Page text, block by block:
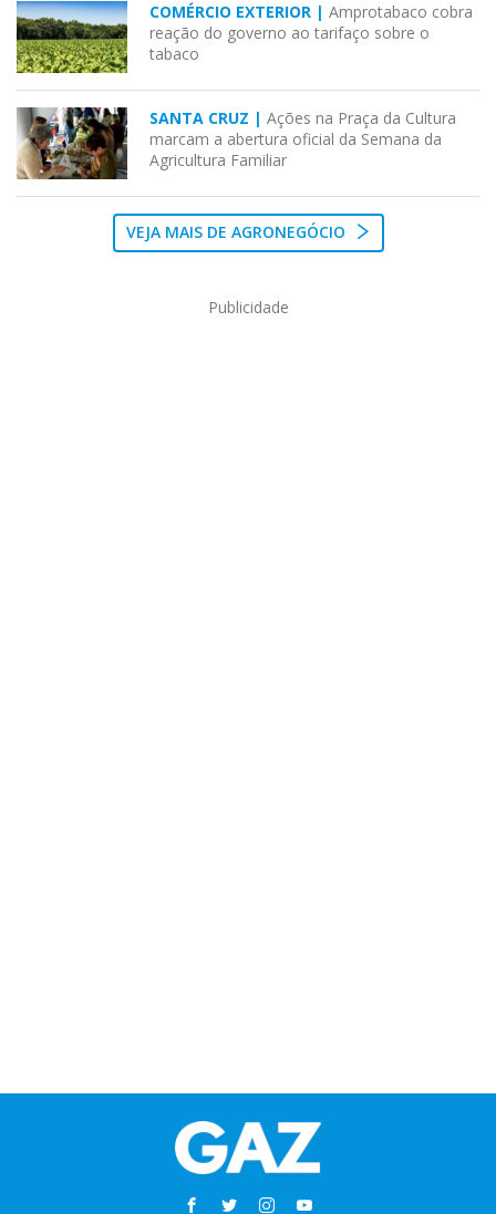
COMÉRCIO EXTERIOR | Amprotabaco cobra
reação do governo ao tarifaço sobre o
tabaco
SANTA CRUZ | Ações na Praça da Cultura
marcam a abertura oficial da Semana da
Agricultura Familiar
VEJA MAIS DE AGRONEGÓCIO
Publicidade